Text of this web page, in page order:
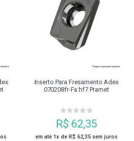
CHAVES
DISPOSITIVO DE APERTO CALIBRADOR
INSTRUMENTOS DE
MÁQUINA DE INDUÇÃO TÉRMICA
Inserto Para Fresamento Adex
070208fr-Fa:hf7 Pramet
R$ 62,35
em até 1x de R$ 62,35 sem juros